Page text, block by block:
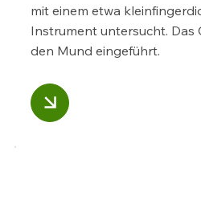
mit einem etwa
Instrument untersucht. Das
den Mund eingeführt.